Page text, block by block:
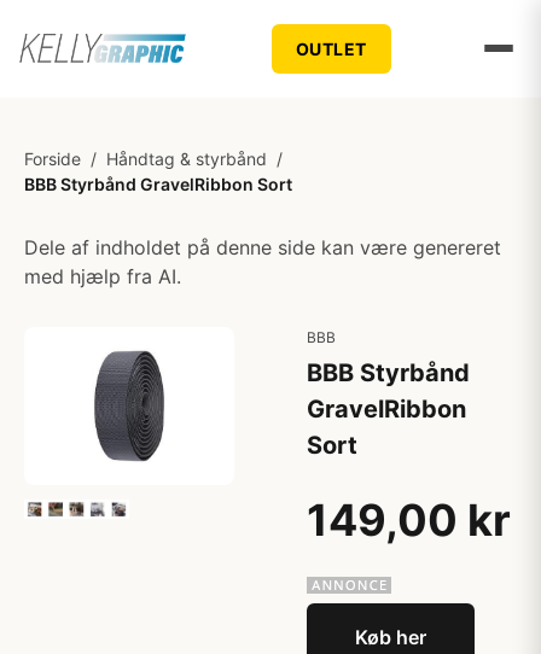
OUTLET
Forside / Håndtag & styrbånd /
BBB Styrbånd GravelRibbon Sort
Dele af indholdet på denne side kan være genereret
med hjælp fra AI.
BBB
BBB Styrbånd
GravelRibbon
Sort
149,00 kr
Køb her